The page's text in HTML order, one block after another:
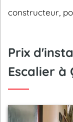
constructeur,
Prix
Escalier à